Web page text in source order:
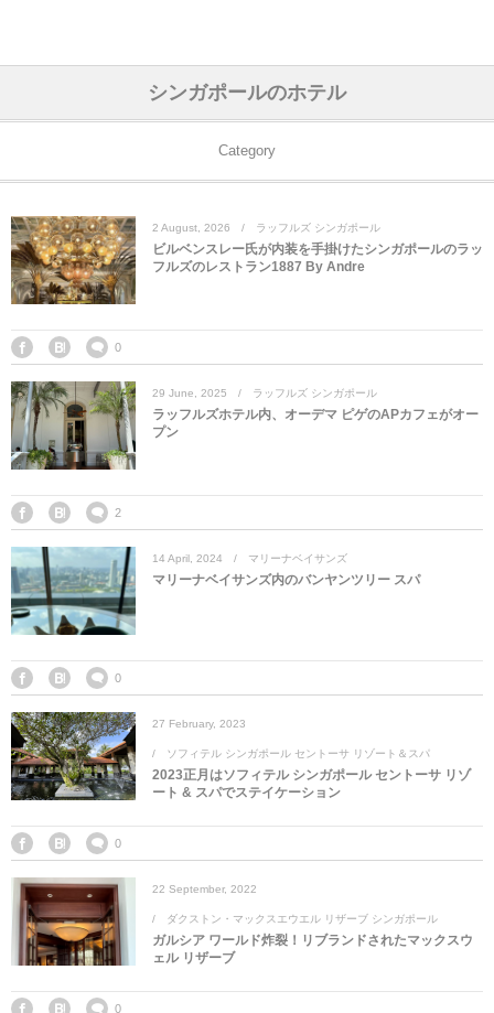
シンガポールのホテル
Category
2 August 2026 ラッフルズ シンガポール
ビルベンスレー氏が内装を手掛けたシンガポールのラッ
フルズのレストラン1887 By Andre
0
29 June 2025 ラッフルズ シンガポール
ラッフルズホテル内、オーデマ ピゲのAPカフェがオー
プン
2
14 April 2024 マリーナベイサンズ
マリーナベイサンズ内のバンヤンツリー スパ
0
27 February, 2023
ソフィテル シンガポール セントーサ リゾート＆スパ
2023正月はソフィテル シンガポール セントーサ リゾ
ート & スパでステイケーション
0
22 September, 2022
ダクストン・マックスエウエル リザーブ シンガポール
ガルシア ワールド炸裂！リブランドされたマックスウ
ェル リザーブ
0
アジアのホテル シンガポール
中国のホテル
ヨーロッパのホテル
フランスのホ
ギリシャのホ
中東のホテル
オマーンのホ
アラブ首長国
アメリカのホテル
アメリカ合衆
アフリカのホテル
モロッコのホ
エジプトのホ
オセアニアのホテル
中央ヨーロッパ オーストリア
ブルガリア
西ヨーロッパ
ベルギー
フランス
東ヨーロッパ
ロシア
ポーランド
南ヨーロッパ
ギリシャ
イタリア
北ヨーロッパ
デンマーク
中国 香港&マカオ
北京
カンボジア
インド
インドネシア
韓国
日本
東京、神奈川
京都、奈良
ラオス
マレーシア
モルディブ
ミャンマー
シンガポール
フィリピン
ヴェトナム
タイ
モロッコ
エジプト
ナミビア
アメリカ合衆国
カタール
サウジアラビア
トルコ
オマーン
アラブ首長国連邦
ドバイ
アブダビ
エーゲ航空
エールフランス＆イベリア航空
全日空・日本航空
エミレーツ航空
エチオピア航空
ユーロスター・タリス
ルフトハンザ航空・ブリュッセル航空
カタール航空
シンガポール航空